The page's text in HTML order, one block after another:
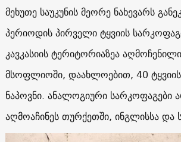
მეხუთე საუკუნის მეორე ნახევარს
პერიოდის პირველი ტყვიის
კავკასიის ტერიტორიაზეა
მსოფლიოში, დაახლოებით, 40
ნაპოვნი. ანალოგიური სარკოფაგები
აღმოაჩინეს თურქეთში, ინგლისსა და